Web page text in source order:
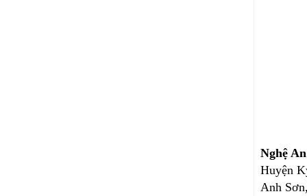
Nghệ
Huyện
Anh